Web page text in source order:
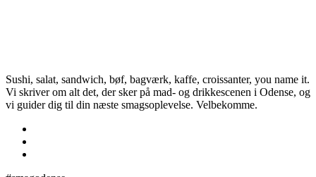
Sushi, salat, sandwich, bøf, bagværk, kaffe, croissanter, you name it.
Vi skriver om alt det, der sker på mad- og drikkescenen i Odense, og
vi guider dig til din næste smagsoplevelse. Velbekomme.